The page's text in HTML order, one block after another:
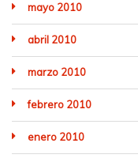
mayo 2010
abril 2010
marzo 2010
febrero 2010
enero 2010